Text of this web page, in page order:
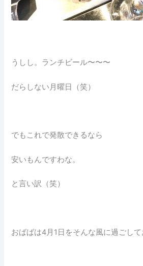
うしし。ランチビール〜〜〜
だらしない月曜日（笑）
でもこれで発散できるなら
安いもんですわな。
と言い訳（笑）
おばばは4月1日をそんな風に過ごし